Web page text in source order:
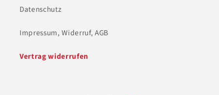
Datenschutz
Impressum, Widerruf, AGB
Vertrag widerrufen